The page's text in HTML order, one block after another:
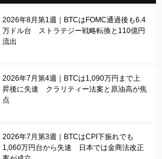
2026年8月第1週｜BTCはFOMC通過後も6.4
万ドル台 ストラテジー戦略転換と110億円
流出
2026年7月第4週｜BTCは1,090万円まで上
昇後に失速 クラリティー法案と原油高が焦
点
2026年7月第3週｜BTCはCPI下振れでも
1,060万円台から失速 日本では金商法改正